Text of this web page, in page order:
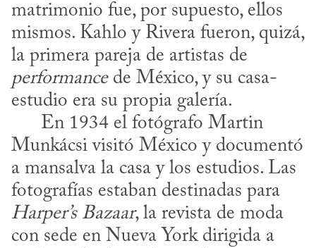
matrimonio fue, por supuesto, ellos
mismos. Kahlo y Rivera fueron, quizá,
performance de México, y su casa-
estudio era su propia galería.
Munkácsi visitó México y documentó
a mansalva la casa y los estudios. Las
Harper’s Bazaar, la revista de moda
con sede en Nueva York dirigida a